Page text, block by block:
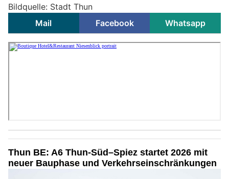
Bildquelle: Stadt Thun
Mail
Facebook Whatsapp
Thun BE: A6 Thun-Süd–Spiez startet 2026 mit
neuer Bauphase und Verkehrseinschränkungen